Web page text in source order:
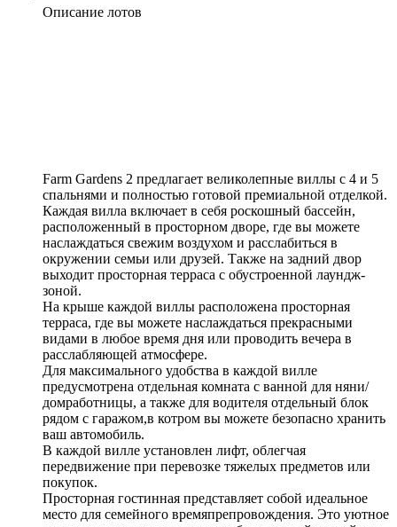
Описание лотов
Farm Gardens 2 предлагает великолепные виллы с 4 и 5
спальнями и полностью готовой премиальной отделкой.
Каждая вилла включает в себя роскошный бассейн,
расположенный в просторном дворе, где вы можете
наслаждаться свежим воздухом и расслабиться в
окружении семьи или друзей. Также на задний двор
выходит просторная терраса с обустроенной лаундж-
зоной.
На крыше каждой виллы расположена просторная
терраса, где вы можете наслаждаться прекрасными
видами в любое время дня или проводить вечера в
расслабляющей атмосфере.
Для максимального удобства в каждой вилле
предусмотрена отдельная комната с ванной для няни/
домработницы, а также для водителя отдельный блок
рядом с гаражом,в котром вы можете безопасно хранить
ваш автомобиль.
В каждой вилле установлен лифт, облегчая
передвижение при перевозке тяжелых предметов или
покупок.
Просторная гостинная представляет собой идеальное
место для семейного времяпрепровождения. Это уютное